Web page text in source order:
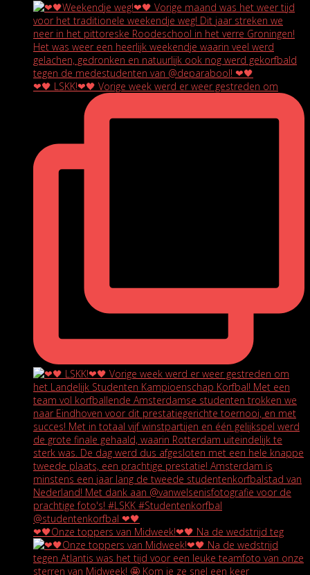
❤🖤 LSKK!❤🖤 Vorige week werd er weer gestreden om
❤🖤Onze toppers van Midweek!❤🖤 Na de wedstrijd teg